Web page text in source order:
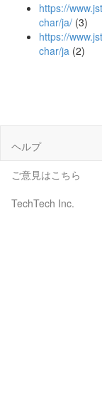
https://
char/ja/ (3)
https://
char/ja (2)
ヘルプ
ご意見はこちら
TechTech Inc.